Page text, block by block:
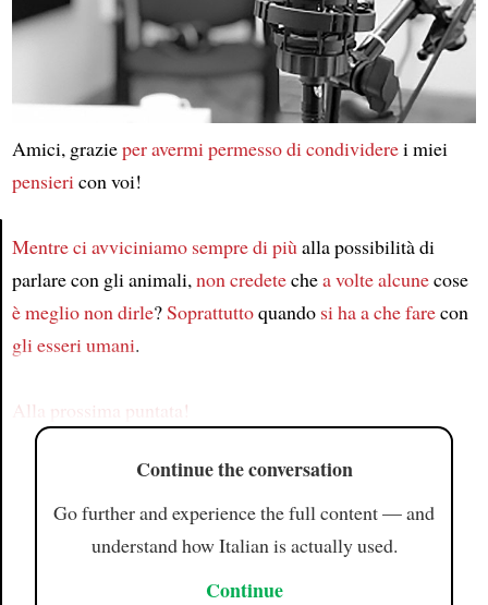
Article
Amici, grazieper avermi permesso di condividerei miei
pensiericon voi!
Mentre ci avviciniamo sempre di piùalla possibilità di
parlare con gli animali,non credetechea voltealcunecose
è meglio non dirle?Soprattuttoquando si ha a che farecon
gli esseri umani.
Alla prossima puntata!
Continue the conversation
Go further and experience the full content — and
understand how Italian is actually used.
Continue